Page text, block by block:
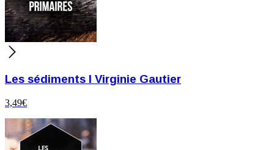
Les sédiments I Virginie Gautier
3,49€